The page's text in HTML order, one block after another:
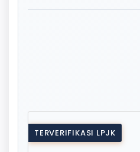
TERVERIFIKASI LPJK